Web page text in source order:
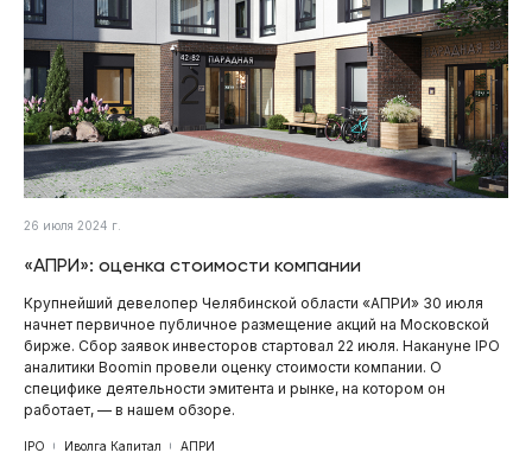
26 июля 2024 г.
«АПРИ»: оценка стоимости компании
Крупнейший девелопер Челябинской области «АПРИ» 30 июля
начнет первичное публичное размещение акций на Московской
бирже. Сбор заявок инвесторов стартовал 22 июля. Накануне IPO
аналитики Boomin провели оценку стоимости компании. О
специфике деятельности эмитента и рынке, на котором он
работает, — в нашем обзоре.
IPO Иволга Капитал АПРИ